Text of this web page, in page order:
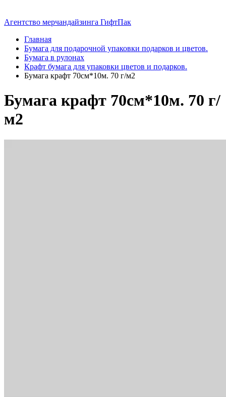
Агентство мерчандайзинга ГифтПак
Главная
Бумага для подарочной упаковки подарков и цветов.
Бумага в рулонах
Крафт бумага для упаковки цветов и подарков.
Бумага крафт 70см*10м. 70 г/м2
Бумага крафт 70см*10м. 70 г/
м2